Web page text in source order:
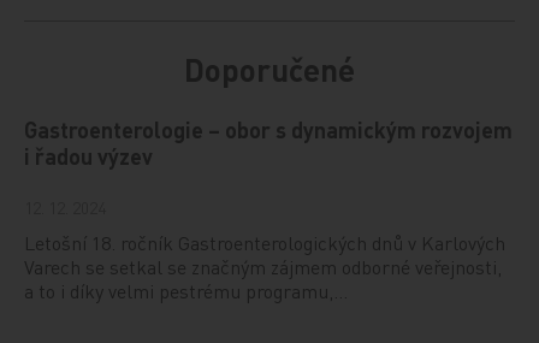
Doporučené
Gastroenterologie – obor s dynamickým rozvojem
i řadou výzev
Letošní 18. ročník Gastroenterologických dnů v Karlových
Varech se setkal se značným zájmem odborné veřejnosti,
a to i díky velmi pestrému programu,…